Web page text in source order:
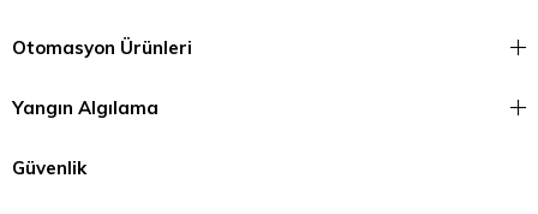
Otomasyon Ürünleri
Yangın Algılama
Güvenlik